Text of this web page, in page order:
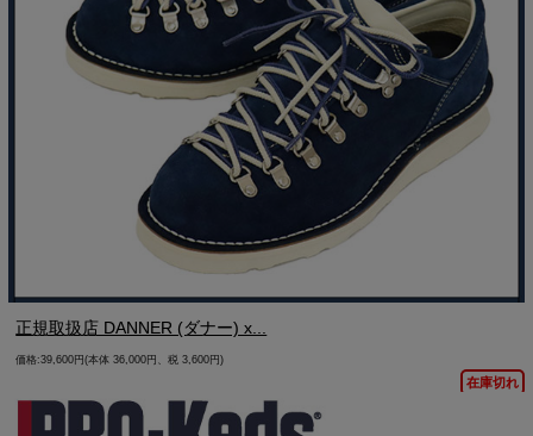
正規取扱店 DANNER (ダナー) x...
価格:39,600円(本体 36,000円、税 3,600円)
在庫切れ